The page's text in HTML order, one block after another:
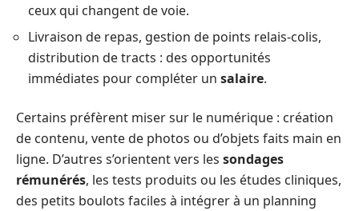
ceux qui changent de voie.
Livraison de repas, gestion de points relais-colis,
distribution de tracts : des opportunités
immédiates pour compléter un salaire.
Certains préfèrent miser sur le numérique : création
de contenu, vente de photos ou d’objets faits main en
ligne. D’autres s’orientent vers les sondages
rémunérés, les tests produits ou les études cliniques,
des petits boulots faciles à intégrer à un planning